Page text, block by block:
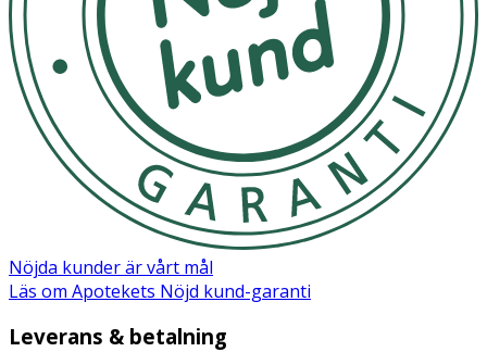
Nöjda kunder är vårt mål
Läs om Apotekets Nöjd kund-garanti
Leverans & betalning